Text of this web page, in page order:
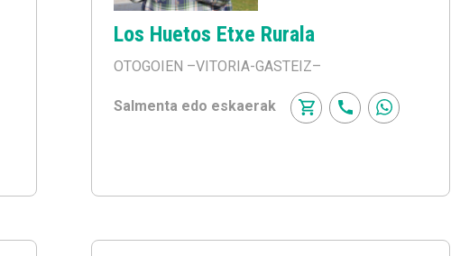
Los Huetos Etxe Rurala
OTOGOIEN –VITORIA-GASTEIZ–
Salmenta edo eskaerak